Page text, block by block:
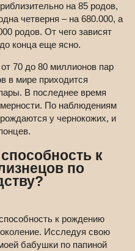
на 85 родов,
четверня – на 680.000, а
родов. От чего зависят
конца еще ясно.
70 до 80 миллионов пар
в мире приходится
В последнее время
По наблюдениям
у чернокожих, и
к
по
к рождению
Исследуя свою
бабушки по папиной